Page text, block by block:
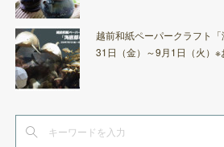
越前和紙ペーパークラフ
31日（金）～9月1日（火）